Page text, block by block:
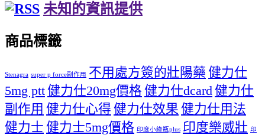
未知的資訊提供
商品標籤
Stenagra super p force副作用 不用處方簽的壯陽藥 健力仕
5mg ptt健力仕20mg價格健力仕dcard 健力仕
副作用 健力仕心得 健力仕效果 健力仕用法
健力士 健力士5mg價格 印度小綠瓶plus 印度樂威壯 印